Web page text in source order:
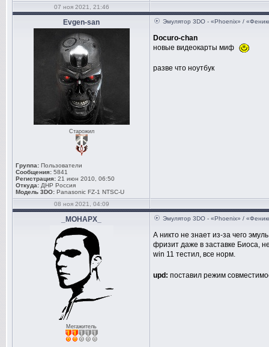
07 ноя 2021, 21:46
Evgen-san
Старожил
Группа: Пользователи
Сообщения: 5841
Регистрация: 21 июн 2010, 06:50
Откуда: ДНР Россия
Модель 3DO: Panasonic FZ-1 NTSC-U
Эмулятор 3DO - «Phoenix» /
Docuro-chan
новые видеокарты миф
разве что ноутбук
08 ноя 2021, 04:09
_MOHAPX_
Мегажитель
Эмулятор 3DO - «Phoenix» /
А никто не знает из-за чего
фризит даже в заставке Биоса,
win 11 тестил, все норм.
upd: поставил режим